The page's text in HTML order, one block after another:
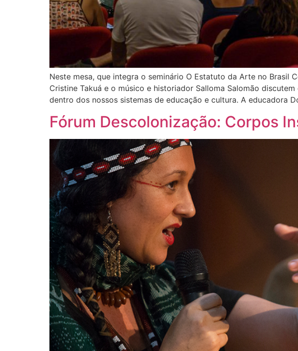
Neste mesa, que integra o seminário O Estatuto da Arte no Brasil
Cristine Takuá e o músico e historiador Salloma Salomão
dentro dos nossos sistemas de educação e cultura. A educadora
Fórum Descolonização: Corpos